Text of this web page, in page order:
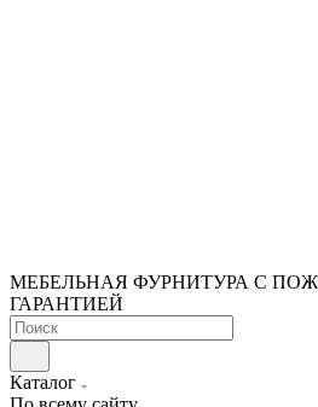
МЕБЕЛЬНАЯ ФУРНИТУРА С
ГАРАНТИЕЙ
Каталог